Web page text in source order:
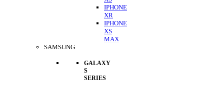
IPHONE
XR
IPHONE
XS
MAX
SAMSUNG
GALAXY
S
SERIES